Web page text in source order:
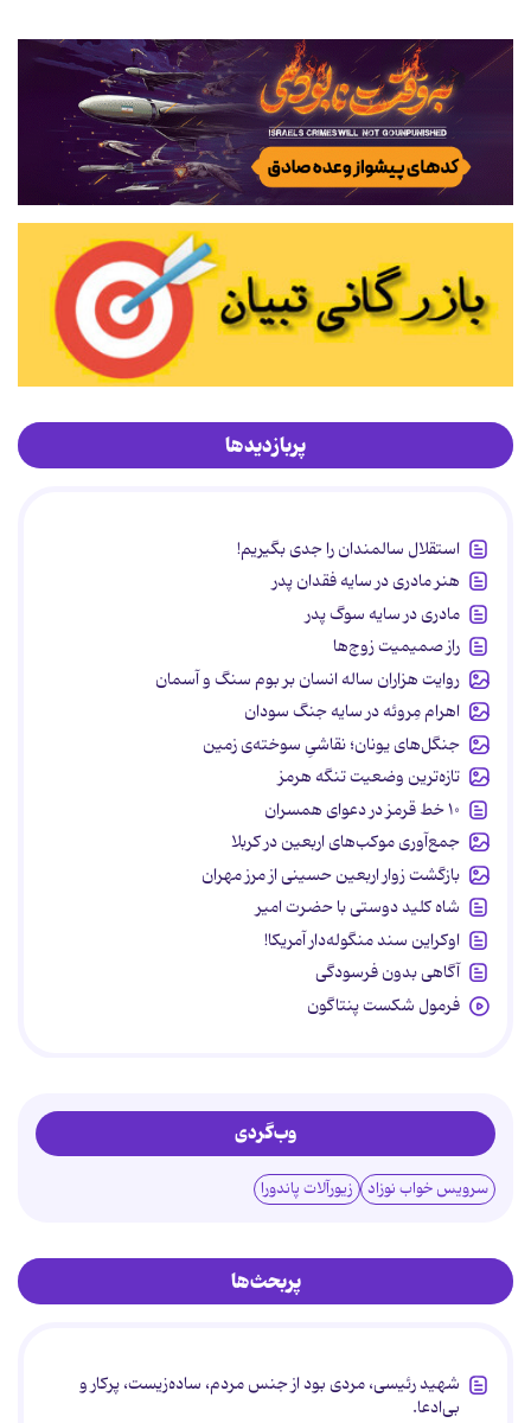
پربازدیدها
استقلال سالمندان را جدی بگیریم!
هنر مادری در سایه‌ فقدان پدر
مادری در سایه سوگ پدر
راز صمیمیت زوج‌ها
روایت هزاران ساله انسان بر بوم سنگ و آسمان
اهرام مِروئه در سایه جنگ سودان
جنگل‌های یونان؛ نقاشیِ سوخته‌ی زمین
تازه‌ترین وضعیت تنگه هرمز
۱۰ خط قرمز در دعوای همسران
جمع‌آوری موکب‌های اربعین در کربلا
بازگشت زوار اربعین حسینی از مرز مهران
شاه کلید دوستی با حضرت امیر
اوکراین سند منگوله‌دار آمریکا!
آگاهی بدون فرسودگی
فرمول شکست پنتاگون
وب‌گردی
سرویس خواب نوزاد زیورآلات پاندورا
پربحث‌ها
شهید رئیسی، مردی بود از جنس مردم، ساده‌زیست، پرکار و
بی‌ادعا.